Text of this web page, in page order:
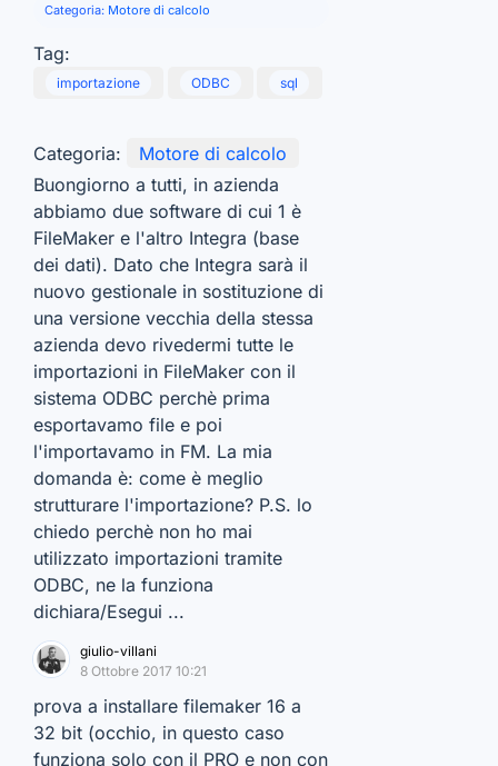
Categoria: Motore di calcolo
Tag:
importazione ODBC sql
Categoria:
Motore di calcolo
Buongiorno a tutti, in azienda
abbiamo due software di cui 1 è
FileMaker e l'altro Integra (base
dei dati). Dato che Integra sarà il
nuovo gestionale in sostituzione di
una versione vecchia della stessa
azienda devo rivedermi tutte le
importazioni in FileMaker con il
sistema ODBC perchè prima
esportavamo file e poi
l'importavamo in FM. La mia
domanda è: come è meglio
strutturare l'importazione? P.S. lo
chiedo perchè non ho mai
utilizzato importazioni tramite
ODBC, ne la funziona
dichiara/Esegui ...
giulio-villani
8 Ottobre 2017 10:21
prova a installare filemaker 16 a
32 bit (occhio, in questo caso
funziona solo con il PRO e non con